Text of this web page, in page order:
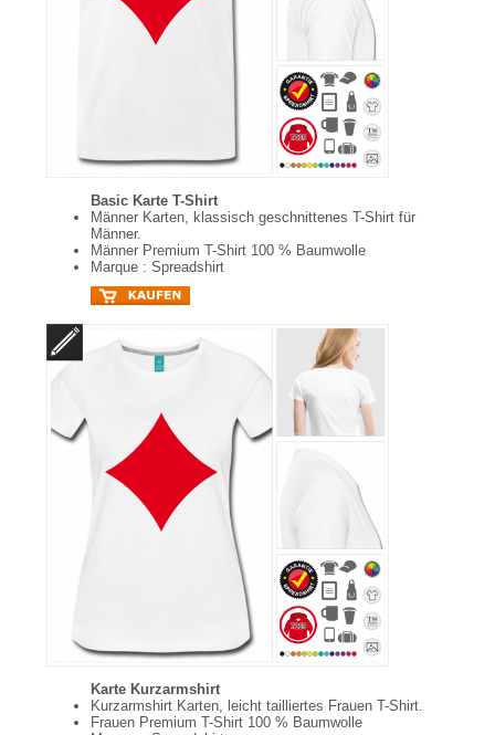
Basic Karte T-Shirt
Männer Karten, klassisch geschnittenes T-Shirt für
Männer.
Männer Premium T-Shirt 100 % Baumwolle
Marque : Spreadshirt
Karte Kurzarmshirt
Kurzarmshirt Karten, leicht tailliertes Frauen T-Shirt.
Frauen Premium T-Shirt 100 % Baumwolle